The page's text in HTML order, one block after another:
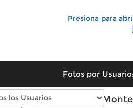
Presiona para
Fotos por
Fotos antiguas de